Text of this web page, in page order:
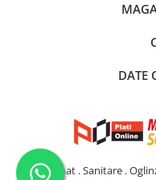
DATE
Iluminat . Sanitare .